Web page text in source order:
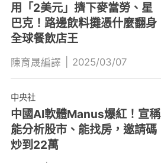
用「2美元」擠下麥當勞、星
巴克！路邊飲料攤憑什麼翻身
全球餐飲店王
陳育晟編譯 2025/03/07
中央社
中國AI軟體Manus爆紅！宣稱
能分析股市、能找房，邀請碼
炒到22萬